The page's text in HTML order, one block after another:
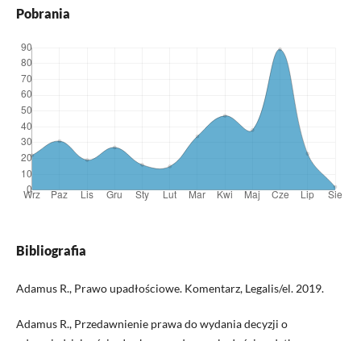
Pobrania
Bibliografia
Adamus R., Prawo upadłościowe. Komentarz, Legalis/el. 2019.
Adamus R., Przedawnienie prawa do wydania decyzji o